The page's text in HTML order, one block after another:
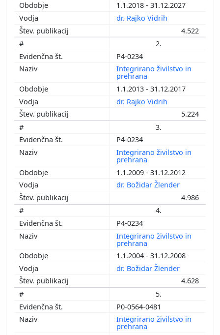
1.1.2018 - 31.12.2027
dr. Rajko Vidrih
4.522
2.
P4-0234
Integrirano živilstvo in
prehrana
1.1.2013 - 31.12.2017
dr. Rajko Vidrih
5.224
3.
P4-0234
Integrirano živilstvo in
prehrana
1.1.2009 - 31.12.2012
dr. Božidar Žlender
4.986
4.
P4-0234
Integrirano živilstvo in
prehrana
1.1.2004 - 31.12.2008
dr. Božidar Žlender
4.628
5.
P0-0564-0481
Integrirano živilstvo in
prehrana